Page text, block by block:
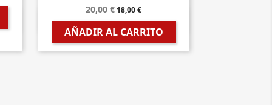
20,00 € 18,00 €
AÑADIR AL CARRITO
 Vista rápida